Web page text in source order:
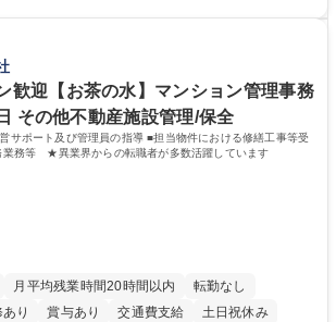
業務など、既存領域を超えた案件の開拓 ■NTTデ
未経験OK/正社員登
～5H/在宅勤務可/社会貢献
しておりますので、最短で1.5年～2年で正社員へ
す。過去の正社員登用率は90％です。 将来的に
職になって頂く事を期待しています。 正社員登用
ますのでご安心ください。 学歴・資格 学
大 専修学校 高校 語学力： 資格：
歓迎【お茶の水】マンション管理事務
その他不動産施設管理/保全
サポート及び管理員の指導 ■担当物件における修繕工事等受
業務等 ★異業界からの転職者が多数活躍しています
月平均残業時間20時間以内
転勤なし
り 賞与あり 交通費支給 土日祝休み